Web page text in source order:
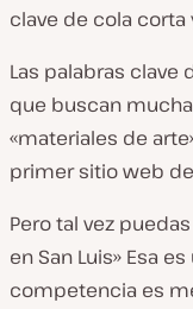
clave de cola corta
Las palabras
que buscan
«materiales de
primer sitio web de
Pero tal vez
en San Luis» Esa
competencia es